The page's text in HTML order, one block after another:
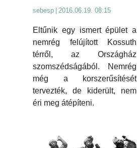
sebesp 2016.06.19. 08:15
Eltűnik egy ismert épület a
nemrég felújított Kossuth
térről, az Országház
szomszédságából. Nemrég
még a korszerűsítését
tervezték, de kiderült, nem
éri meg átépíteni.